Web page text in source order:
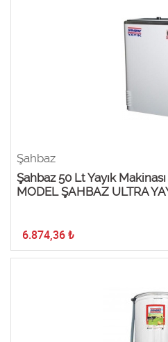
Şahbaz
Şahbaz 50 Lt Yayık
MODEL ŞAHBAZ ULTRA
6.874,36 ₺